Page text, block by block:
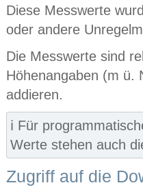
Diese Messwerte
oder andere
Die Messwerte sind
Höhenangaben (m ü.
addieren.
ℹ️ Für
Werte stehen auch
Zugriff auf die